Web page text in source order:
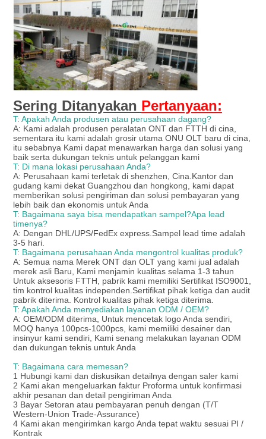
Sering Ditanyakan Pertanyaan:
T: Apakah Anda produsen atau perusahaan dagang?
A: Kami adalah produsen peralatan ONT dan FTTH di cina,
sementara itu kami adalah grosir utama ONU OLT baru di cina,
itu sebabnya Kami dapat menawarkan harga dan solusi yang
baik serta dukungan teknis untuk pelanggan kami
T: Di mana lokasi perusahaan Anda?
A: Perusahaan kami terletak di shenzhen, Cina.Kantor dan
gudang kami dekat Guangzhou dan hongkong, kami dapat
memberikan solusi pengiriman dan solusi pembayaran yang
lebih baik dan ekonomis untuk Anda
T: Bagaimana saya bisa mendapatkan sampel?Apa lead
timenya?
A: Dengan DHL/UPS/FedEx express.Sampel lead time adalah
3-5 hari.
T: Bagaimana perusahaan Anda mengontrol kualitas produk?
A: Semua nama Merek ONT dan OLT yang kami jual adalah
merek asli Baru, Kami menjamin kualitas selama 1-3 tahun
Untuk aksesoris FTTH, pabrik kami memiliki Sertifikat ISO9001,
tim kontrol kualitas independen.Sertifikat pihak ketiga dan audit
pabrik diterima. Kontrol kualitas pihak ketiga diterima.
T: Apakah Anda menyediakan layanan ODM / OEM?
A: OEM/ODM diterima, Untuk mencetak logo Anda sendiri,
MOQ hanya 100pcs-1000pcs, kami memiliki desainer dan
insinyur kami sendiri, Kami senang melakukan layanan ODM
dan dukungan teknis untuk Anda
T: Bagaimana cara memesan?
1 Hubungi kami dan diskusikan detailnya dengan saler kami
2 Kami akan mengeluarkan faktur Proforma untuk konfirmasi
akhir pesanan dan detail pengiriman Anda
3 Bayar Setoran atau pembayaran penuh dengan (T/T
Western-Union Trade-Assurance)
4 Kami akan mengirimkan kargo Anda tepat waktu sesuai PI /
Kontrak